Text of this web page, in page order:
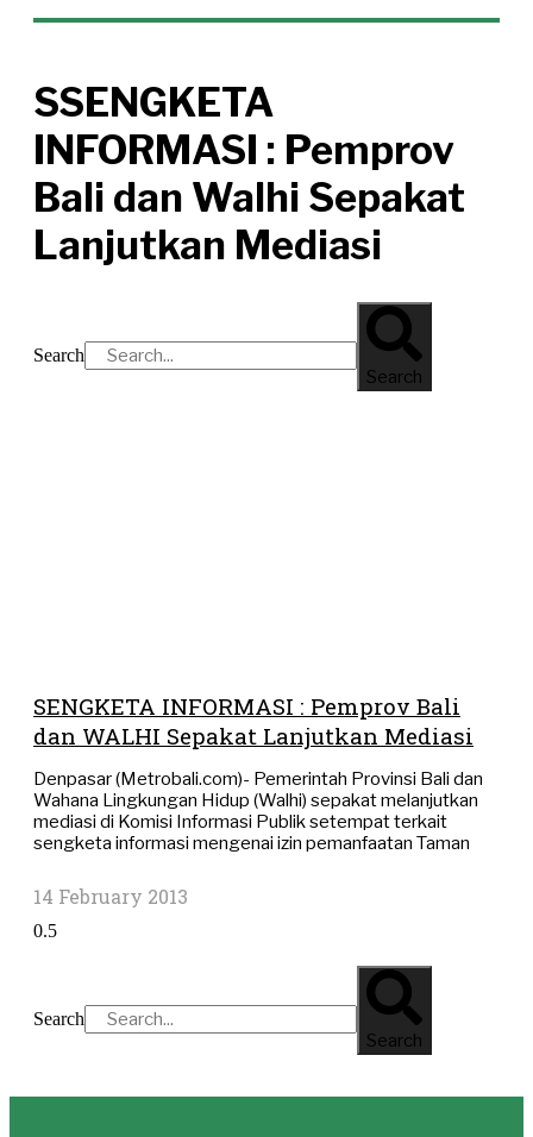
SSENGKETA
INFORMASI : Pemprov
Bali dan Walhi Sepakat
Lanjutkan Mediasi
Search
Search
SENGKETA INFORMASI : Pemprov Bali
dan WALHI Sepakat Lanjutkan Mediasi
Denpasar (Metrobali.com)- Pemerintah Provinsi Bali dan
Wahana Lingkungan Hidup (Walhi) sepakat melanjutkan
mediasi di Komisi Informasi Publik setempat terkait
sengketa informasi mengenai izin pemanfaatan Taman
14 February 2013
Search
Search